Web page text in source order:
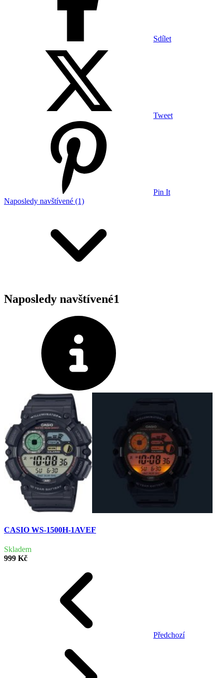
Sdílet
Tweet
Pin It
Naposledy navštívené (1)
Naposledy navštívené1
CASIO WS-1500H-1AVEF
Skladem
999 Kč
Předchozí